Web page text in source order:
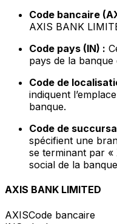
Code bancaire
AXIS BANK
Code pays (IN) :
pays de la banque
Code de
indiquent
banque.
Code de
spécifient une
se terminant par
social de la
AXIS BANK LIMITED
AXISCode bancaire